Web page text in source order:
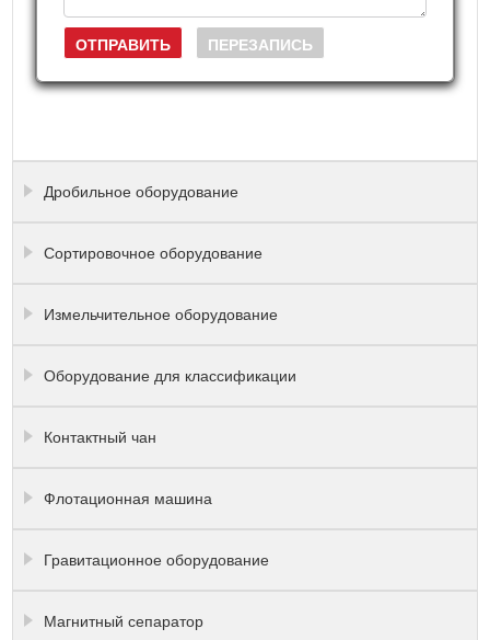
Дробильное оборудование
Сортировочное оборудование
Измельчительное оборудование
Оборудование для классификации
Контактный чан
Флотационная машина
Гравитационное оборудование
Магнитный сепаратор